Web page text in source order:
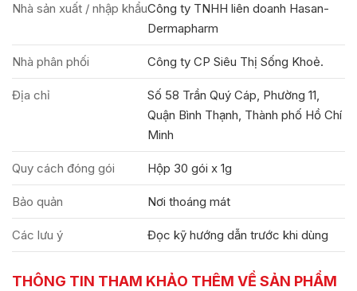
Nhà sản xuất / nhập khẩuCông ty TNHH liên doanh Hasan-
Dermapharm
Nhà phân phối Công ty CP Siêu Thị Sống Khoẻ.
Địa chỉ
Số 58 Trần Quý Cáp, Phường 11,
Quận Bình Thạnh, Thành phố Hồ Chí
Minh
Quy cách đóng gói Hộp 30 gói x 1g
Bảo quản Nơi thoáng mát
Các lưu ý Đọc kỹ hướng dẫn trước khi dùng
THÔNG TIN THAM KHẢO THÊM VỀ SẢN PHẨM